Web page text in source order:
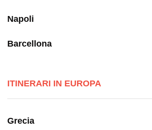
Napoli
Barcellona
ITINERARI IN EUROPA
Grecia